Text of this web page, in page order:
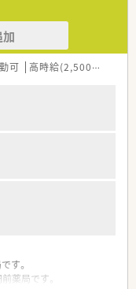
可 高時給(2,500円以上)
す。
薬局です。